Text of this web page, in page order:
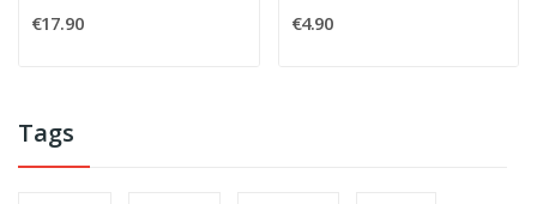
Tags
€17.90 €4.90